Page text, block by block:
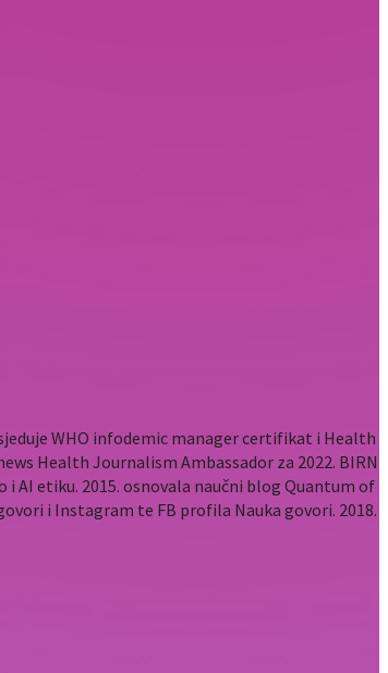
WHO infodemic manager certifikat i Health
Health Journalism Ambassador za 2022. BIRN
etiku. 2015. osnovala naučni blog Quantum of
i Instagram te FB profila Nauka govori. 2018.